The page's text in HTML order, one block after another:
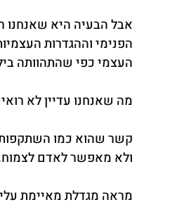
אבל הבעיה היא שאנחנו
הפנימי וההגדרות
העצמי כפי שהתהוותה
מה שאנחנו עדיין לא
קשר שהוא כמו
ולא מאפשר לאדם לצמוח.
מראה מגדלת מאיימת